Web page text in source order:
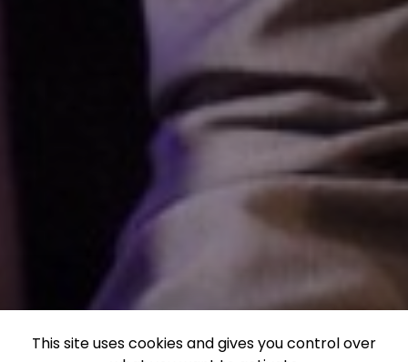
This site uses cookies and gives you control over